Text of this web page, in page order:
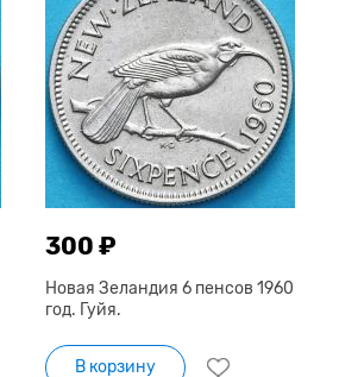
300 ₽
Новая Зеландия 6 пенсов 1960
год. Гуйя.
В корзину